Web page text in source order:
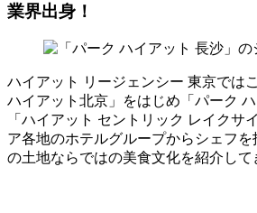
業界出身！
ハイアット リージェンシー 東京では
ハイアット北京」をはじめ「パーク ハ
「ハイアット セントリック レイクサ
ア各地のホテルグループからシェフ
の土地ならではの美食文化を紹介して